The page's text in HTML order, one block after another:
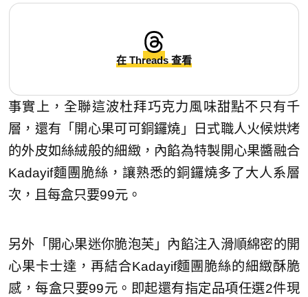
在 Threads 查看
事實上，全聯這波杜拜巧克力風味甜點不只有千
層，還有「開心果可可銅鑼燒」日式職人火候烘烤
的外皮如絲絨般的細緻，內餡為特製開心果醬融合
Kadayif麵團脆絲，讓熟悉的銅鑼燒多了大人系層
次，且每盒只要99元。
另外「開心果迷你脆泡芙」內餡注入滑順綿密的開
心果卡士達，再結合Kadayif麵團脆絲的細緻酥脆
感，每盒只要99元。即起還有指定品項任選2件現